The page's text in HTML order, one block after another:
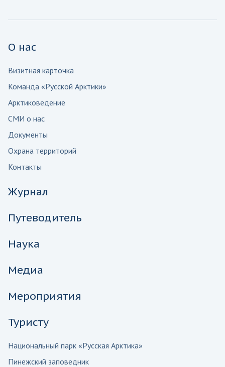
О нас
Визитная карточка
Команда «Русской Арктики»
Арктиковедение
СМИ о нас
Документы
Охрана территорий
Контакты
Журнал
Путеводитель
Наука
Медиа
Мероприятия
Туристу
Национальный парк «Русская Арктика»
Пинежский заповедник